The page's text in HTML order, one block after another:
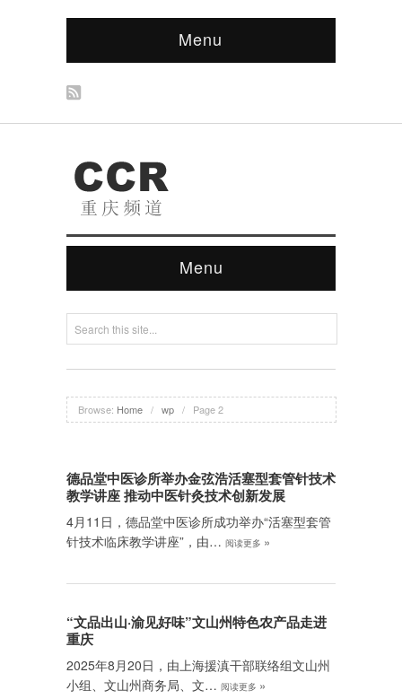
Menu
Menu
Browse: Home / wp / Page 2
德品堂中医诊所举办金弦浩活塞型套管针技术
教学讲座 推动中医针灸技术创新发展
4月11日，德品堂中医诊所成功举办“活塞型套管
针技术临床教学讲座”，由… 阅读更多 »
“文品出山·渝见好味”文山州特色农产品走进
重庆
2025年8月20日，由上海援滇干部联络组文山州
小组、文山州商务局、文… 阅读更多 »